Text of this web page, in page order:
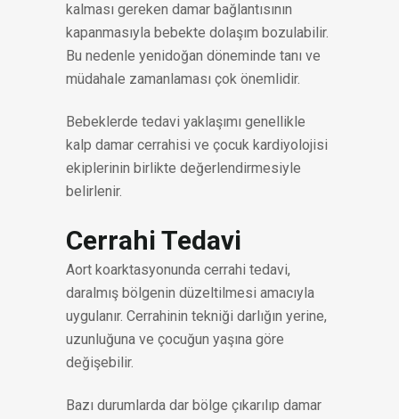
kalması gereken damar bağlantısının
kapanmasıyla bebekte dolaşım bozulabilir.
Bu nedenle yenidoğan döneminde tanı ve
müdahale zamanlaması çok önemlidir.
Bebeklerde tedavi yaklaşımı genellikle
kalp damar cerrahisi ve çocuk kardiyolojisi
ekiplerinin birlikte değerlendirmesiyle
belirlenir.
Cerrahi Tedavi
Aort koarktasyonunda cerrahi tedavi,
daralmış bölgenin düzeltilmesi amacıyla
uygulanır. Cerrahinin tekniği darlığın yerine,
uzunluğuna ve çocuğun yaşına göre
değişebilir.
Bazı durumlarda dar bölge çıkarılıp damar